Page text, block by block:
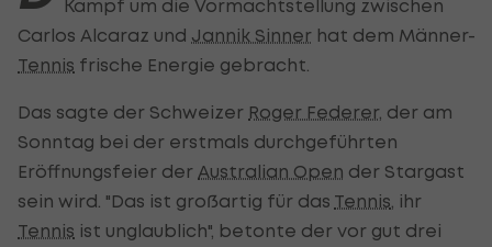
Kampf um die Vormachtstellung zwischen
Carlos Alcaraz und Jannik Sinner hat dem Männer-
Tennis frische Energie gebracht.
Das sagte der Schweizer Roger Federer, der am
Sonntag bei der erstmals durchgeführten
Eröffnungsfeier der Australian Open der Stargast
sein wird. "Das ist großartig für das Tennis , ihr
Tennis ist unglaublich", betonte der vor gut drei